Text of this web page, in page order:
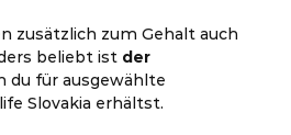
zusätzlich zum Gehalt auch
beliebt ist der
du für ausgewählte
Slovakia erhältst.